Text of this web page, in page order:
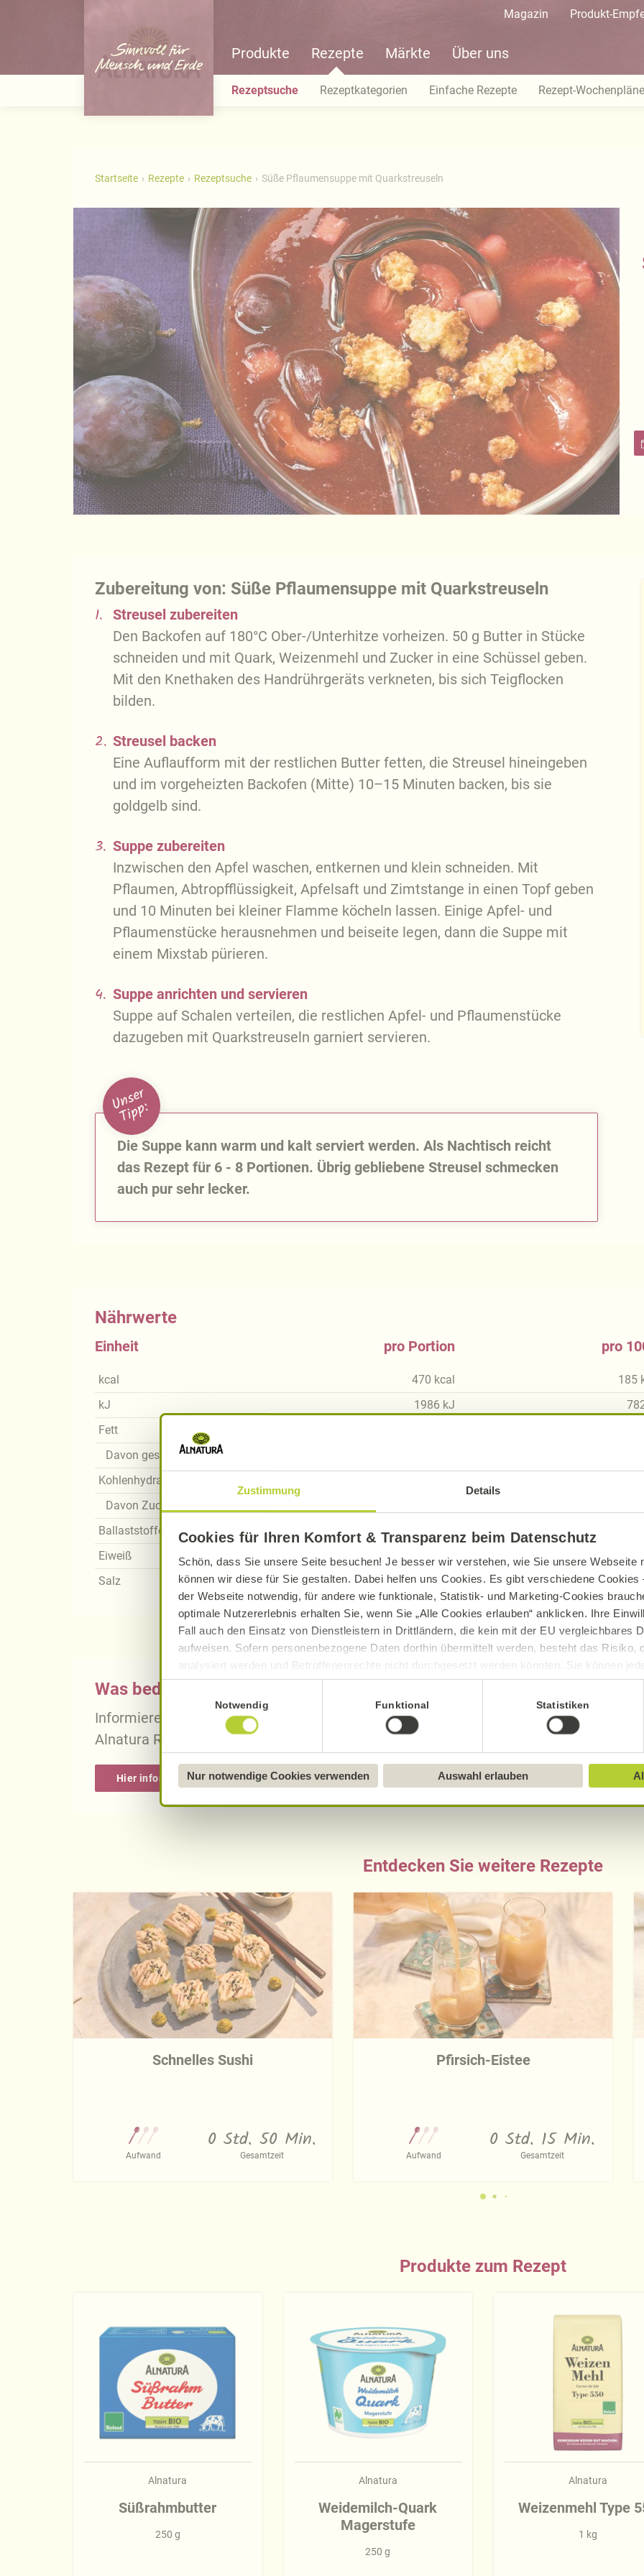
Zustimmung Details
Cookies für Ihren Komfort & Transparenz beim Datenschutz
Schön, dass Sie unsere Seite besuchen! Je besser wir verstehen, wie Sie unsere Webseite
können wir diese für Sie gestalten. Dabei helfen uns Cookies. Es gibt verschiedene Cookies
der Webseite notwendig, für andere wie funktionale, Statistik- und Marketing-Cookies
optimale Nutzererlebnis erhalten Sie, wenn Sie „Alle Cookies erlauben“ anklicken. Ihre
Fall auch den Einsatz von Dienstleistern in Drittländern, die kein mit der EU vergleichbares
aufweisen. Sofern personenbezogene Daten dorthin übermittelt werden, besteht das Risiko,
analysiert werden und Betroffenenrechte nicht durchgesetzt werden könnten. Sie können
Datenverarbeitung und -übermittlung widerrufen und Tools deaktivieren. Ausführliche
Datenschutzerklärung
Näheres über uns erfahren Sie in unseremImpressum
Notwendig Funktional Statistiken
Nur notwendige Cookies verwenden Auswahl erlauben
Magazin Produkt-
Produkte Rezepte Märkte Über uns
Rezeptsuche Rezeptkategorien Einfache Rezepte Rezept-Wochenpläne
Startseite Rezepte Rezeptsuche Süße Pflaumensuppe mit Quarkstreuseln
Zubereitung von: Süße Pflaumensuppe mit Quarkstreuseln
1.
Streusel zubereiten
Den Backofen auf 180°C Ober-/Unterhitze vorheizen. 50 g Butter in Stücke
schneiden und mit Quark, Weizenmehl und Zucker in eine Schüssel geben.
Mit den Knethaken des Handrührgeräts verkneten, bis sich Teigflocken
bilden.
2. Streusel backen
Eine Auflaufform mit der restlichen Butter fetten, die Streusel hineingeben
und im vorgeheizten Backofen (Mitte) 10–15 Minuten backen, bis sie
goldgelb sind.
3. Suppe zubereiten
Inzwischen den Apfel waschen, entkernen und klein schneiden. Mit
Pflaumen, Abtropfflüssigkeit, Apfelsaft und Zimtstange in einen Topf geben
und 10 Minuten bei kleiner Flamme köcheln lassen. Einige Apfel- und
Pflaumenstücke herausnehmen und beiseite legen, dann die Suppe mit
einem Mixstab pürieren.
4. Suppe anrichten und servieren
Suppe auf Schalen verteilen, die restlichen Apfel- und Pflaumenstücke
dazugeben mit Quarkstreuseln garniert servieren.
U
n
s
e
r
T
i
p
p
:
Die Suppe kann warm und kalt serviert werden. Als Nachtisch reicht
das Rezept für 6 - 8 Portionen. Übrig gebliebene Streusel schmecken
auch pur sehr lecker.
Nährwerte
Einheit
kcal
kJ
Fett
Davon gesättigte Fettsäuren
Kohlenhydrate
Davon Zucker
Ballaststoffe
Eiweiß
Salz
pro Portion
470 kcal
1986 kJ
7,15g
0,03g
pro
185
Was bedeutet vegan, vegetarisch, gluten- und laktosefrei bei Alnatura
Informieren Sie sich über die genaue Erklärung der Kennzeichnung von veganen,
Alnatura Rezepten.
Hier informieren
Entdecken Sie weitere Rezepte
Schnelles Sushi
Aufwand
0 Std. 50 Min.
Gesamtzeit
Pfirsich-Eistee
Aufwand
0 Std. 15 Min.
Gesamtzeit
Produkte zum Rezept
Alnatura
Süßrahmbutter
250 g
Alnatura
Weidemilch-Quark
Magerstufe
250 g
Alnatura
Weizenmehl Type
1 kg